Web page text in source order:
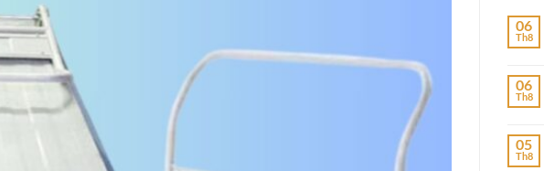
06
Th8
06
Th8
05
Th8